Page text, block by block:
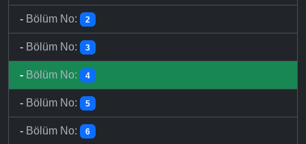
- Bölüm No: 2
- Bölüm No: 3
- Bölüm No: 4
- Bölüm No: 5
- Bölüm No: 6